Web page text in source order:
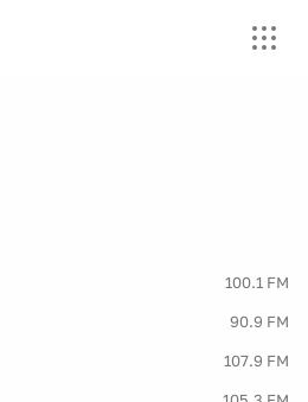
100.1 FM
90.9 FM
107.9 FM